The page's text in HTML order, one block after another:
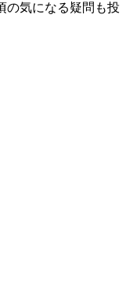
の気になる疑問も投